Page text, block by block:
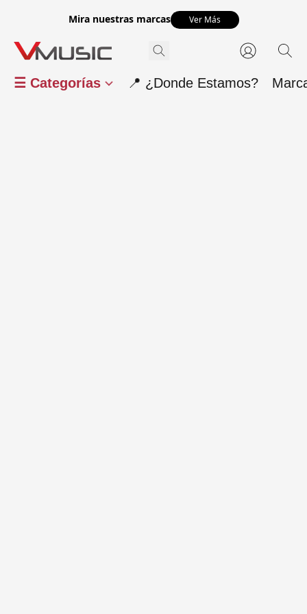
Mira nuestras marcas Ver Más
☰ Categorías 📍 ¿Donde Estamos?